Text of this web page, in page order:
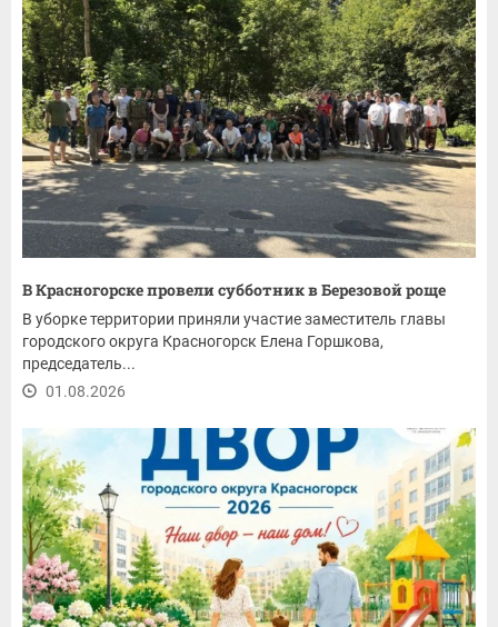
В Красногорске провели субботник в Березовой роще
В уборке территории приняли участие заместитель главы
городского округа Красногорск Елена Горшкова,
председатель...
01.08.2026